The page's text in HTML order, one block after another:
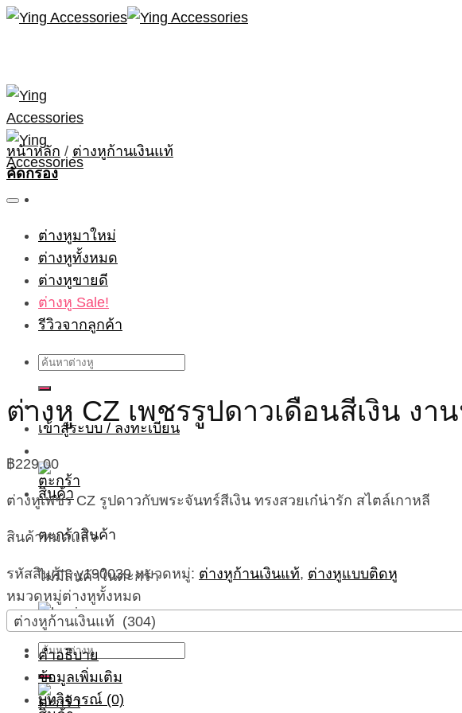
Skip
ต่างหูมาใหม่
ต่างหูทั้งหมด
ต่างหูขายดี
ต่างหู Sale!
รีวิวจากลูกค้า
ค้นหา:
เข้าสู่ระบบ / ลงทะเบียน
ตะกร้าสินค้า
ไม่มีสินค้าในตะกร้า
ค้นหา:
หน้าหลัก / ต่างหูก้านเงินแท้
คัดกรอง
ต่างหู CZ เพชรรูปดาวเดือนสีเงิน งา
฿229.00
ต่างหูเพชร CZ รูปดาวกับพระจันทร์สีเงิน ทรงสวยเก๋น่ารัก สไตล์เกาหลี
สินค้าหมดแล้ว
รหัสสินค้า:y190039 หมวดหมู่: ต่างหูก้านเงินแท้, ต่างหูแบบติดหู
หมวดหมู่ต่างหูทั้งหมด
ต่างหูก้านเงินแท้ (304)
คำอธิบาย
ข้อมูลเพิ่มเติม
บทวิจารณ์ (0)